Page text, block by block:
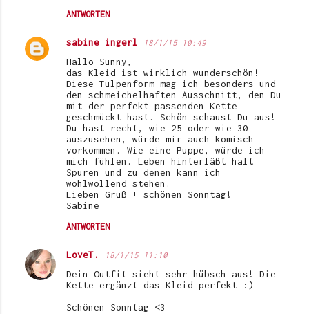
ANTWORTEN
sabine ingerl 18/1/15 10:49
Hallo Sunny,
das Kleid ist wirklich wunderschön!
Diese Tulpenform mag ich besonders und
den schmeichelhaften Ausschnitt, den Du
mit der perfekt passenden Kette
geschmückt hast. Schön schaust Du aus!
Du hast recht, wie 25 oder wie 30
auszusehen, würde mir auch komisch
vorkommen. Wie eine Puppe, würde ich
mich fühlen. Leben hinterläßt halt
Spuren und zu denen kann ich
wohlwollend stehen.
Lieben Gruß + schönen Sonntag!
Sabine
ANTWORTEN
LoveT. 18/1/15 11:10
Dein Outfit sieht sehr hübsch aus! Die
Kette ergänzt das Kleid perfekt :)
Schönen Sonntag <3